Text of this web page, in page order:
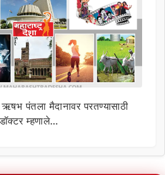
पंतला मैदानावर परतण्यासाठी
म्हणाले…